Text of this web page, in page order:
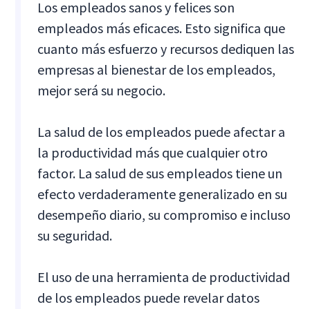
Los empleados sanos y felices son
empleados más eficaces. Esto significa que
cuanto más esfuerzo y recursos dediquen las
empresas al bienestar de los empleados,
mejor será su negocio.
La salud de los empleados puede afectar a
la productividad más que cualquier otro
factor. La salud de sus empleados tiene un
efecto verdaderamente generalizado en su
desempeño diario, su compromiso e incluso
su seguridad.
El uso de una herramienta de productividad
de los empleados puede revelar datos